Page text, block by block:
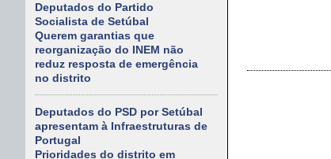
Deputados do Partido
Socialista de Setúbal
Querem garantias que
reorganização do INEM não
reduz resposta de emergência
no distrito
Deputados do PSD por Setúbal
apresentam à Infraestruturas de
Portugal
Prioridades do distrito em